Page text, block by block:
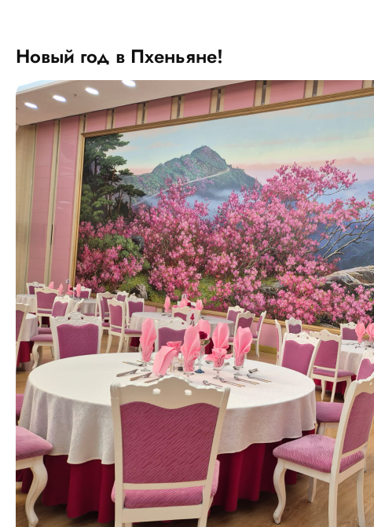
Новый год в Пхеньяне!